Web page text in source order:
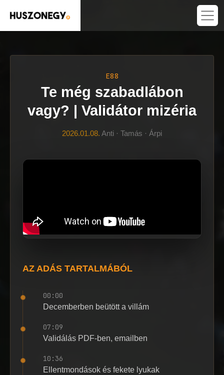
E88
Te még szabadlábon
vagy? | Validátor mizéria
2026.01.08. Anti · Tamás · Árpi
AZ ADÁS TARTALMÁBÓL
00:00
Decemberben beütött a villám
07:09
Validálás PDF-ben, emailben
10:36
Ellentmondások és fekete lyukak